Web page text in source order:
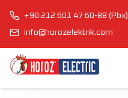
+90 212 601 47 60-88 (Pbx)
info@horozelektrik.com